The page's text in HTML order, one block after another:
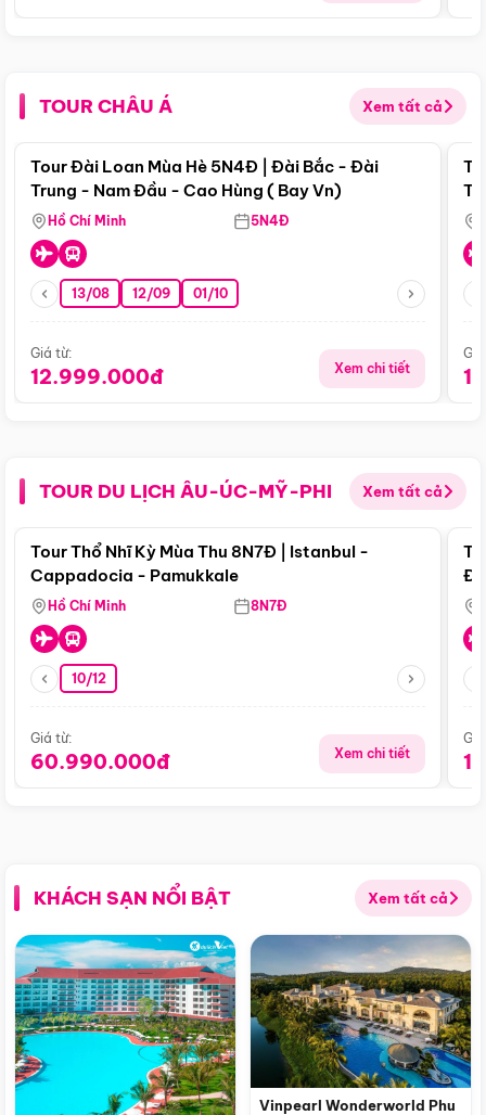
TOUR CHÂU Á Xem tất cả
Điểm nổi bật
Tour Đài Loan Mùa Hè 5N4Đ | Đài Bắc - Đài
Trung - Nam Đầu - Cao Hùng ( Bay Vn)
Hồ Chí Minh 5N4Đ
13/08 12/09 01/10
Giá từ:
12.999.000đ Xem chi tiết
TOUR DU LỊCH ÂU-ÚC-MỸ-PHI Xem tất cả
Điểm nổi bật
Tour Thổ Nhĩ Kỳ Mùa Thu 8N7Đ | Istanbul -
Cappadocia - Pamukkale
Hồ Chí Minh 8N7Đ
10/12
Giá từ:
60.990.000đ Xem chi tiết
KHÁCH SẠN NỔI BẬT Xem tất cả
Vinpearl Wonderworld Phu